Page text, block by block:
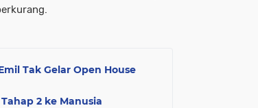
Tak Gelar Open House
2 ke Manusia